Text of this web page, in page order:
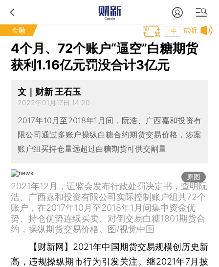
金融 试听
T中
4个月、72个账户“逼空”白糖期货
获利1.16亿元罚没合计3亿元
文｜财新 王石玉
2022年01月17日 14:20
2017年10月至2018年1月间，阮浩、广西嘉和投资有
限公司通过多账户操纵白糖合约期货交易价格，涉案
账户组买持仓量远超过白糖期货可供交割量
原图
2021年12月，证监会发布行政处罚决定书，查明阮
浩、广西嘉和投资有限公司实际控制账户组共72个
账户，在2017年10月至2018年1月间集中资金优
势、持仓优势连续买卖、对倒交易白糖1801期货合
约，操纵期货交易价格。图/视觉中国
【财新网】 2021年中国期货交易规模创历史新
高，违规操纵期市行为引发关注。继2021年7月披